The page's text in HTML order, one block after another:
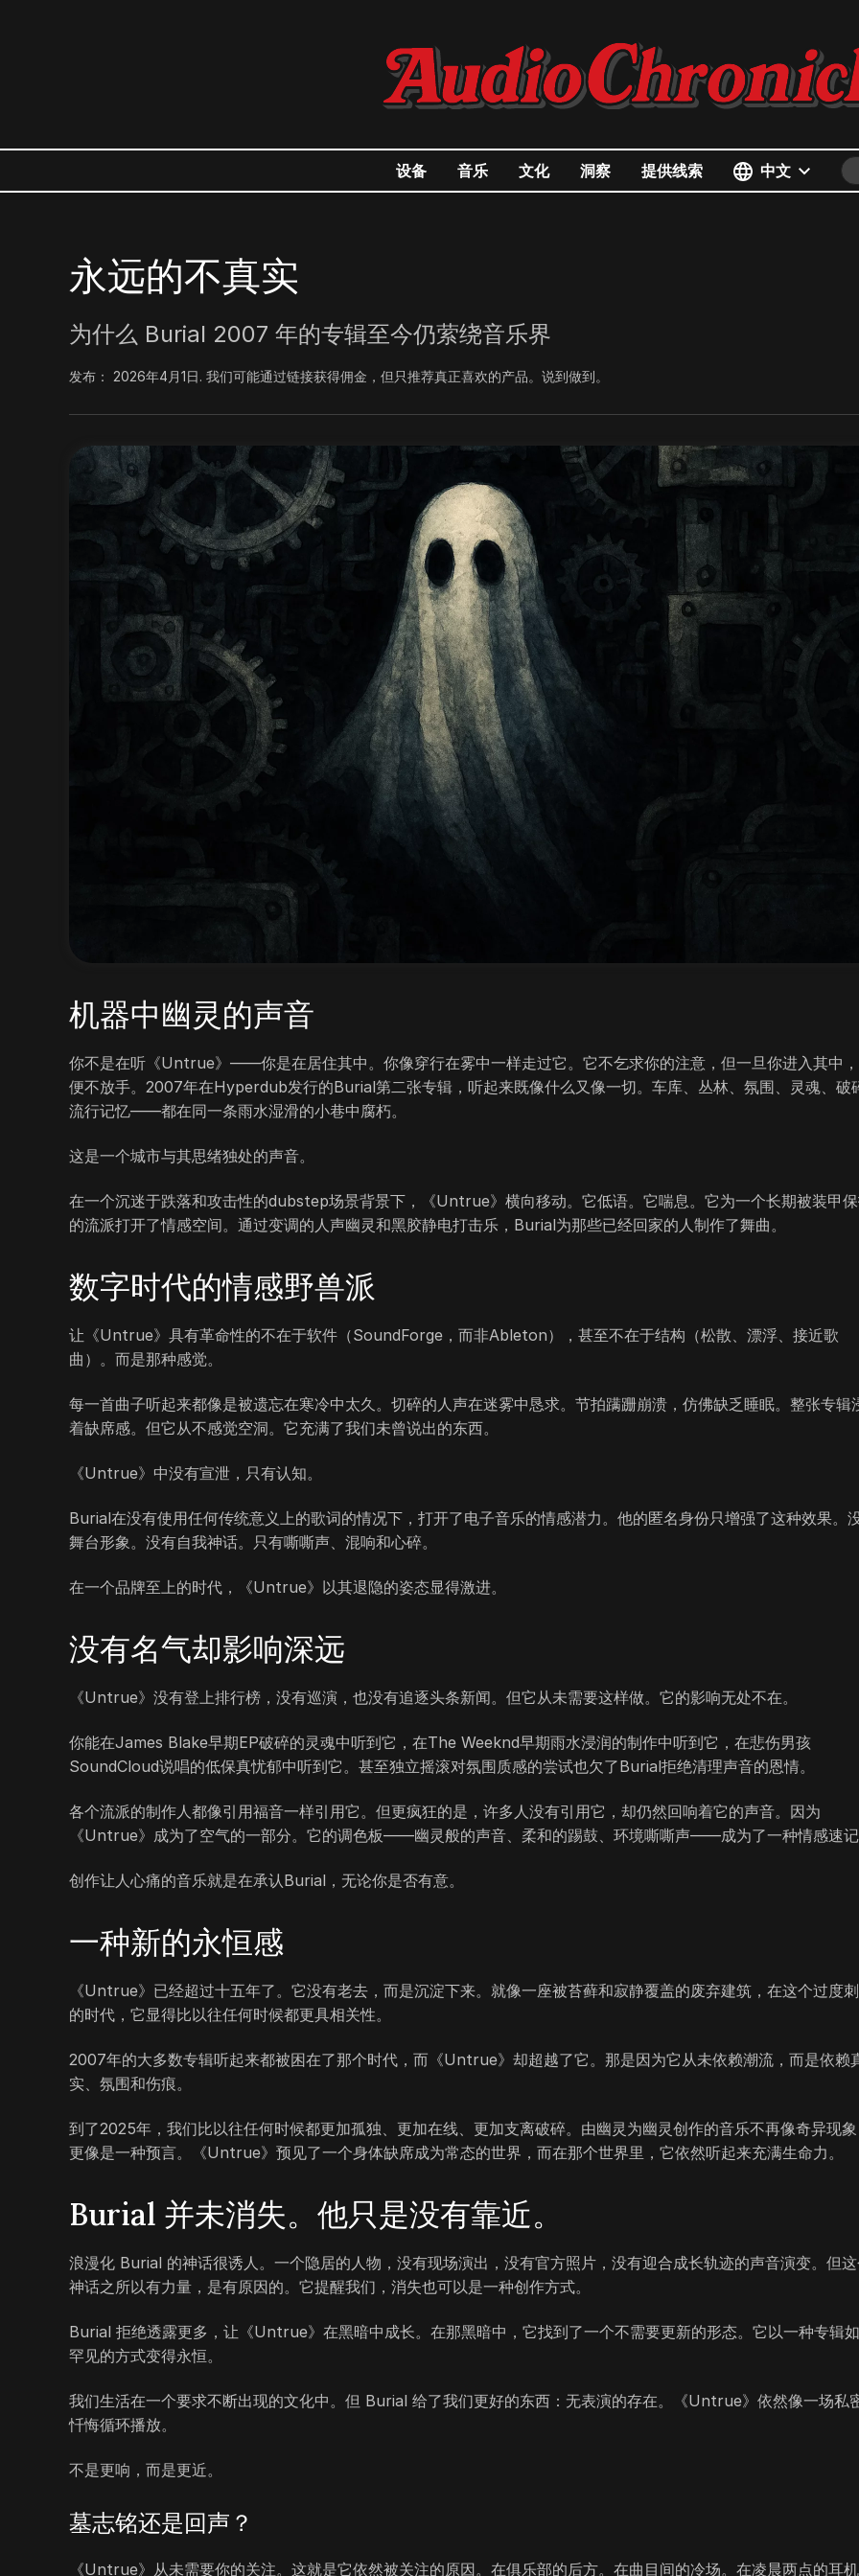
设备 音乐 文化 洞察 提供线索 中文
永远的不真实
为什么 Burial 2007 年的专辑至今仍萦绕音乐界
发布： 2026年4月1日. 我们可能通过链接获得佣金，但只推荐真正喜欢的产品。说到做到。
机器中幽灵的声音
你不是在听《Untrue》——你是在居住其中。你像穿行在雾中一样走过它。它不乞求你的注意，但一旦你进入其中
便不放手。2007年在Hyperdub发行的Burial第二张专辑，听起来既像什么又像一切。车库、丛林、氛围、灵魂、破
流行记忆——都在同一条雨水湿滑的小巷中腐朽。
这是一个城市与其思绪独处的声音。
在一个沉迷于跌落和攻击性的dubstep场景背景下，《Untrue》横向移动。它低语。它喘息。它为一个长期被装甲
的流派打开了情感空间。通过变调的人声幽灵和黑胶静电打击乐，Burial为那些已经回家的人制作了舞曲。
数字时代的情感野兽派
让《Untrue》具有革命性的不在于软件（SoundForge，而非Ableton），甚至不在于结构（松散、漂浮、接近歌
曲）。而是那种感觉。
每一首曲子听起来都像是被遗忘在寒冷中太久。切碎的人声在迷雾中恳求。节拍蹒跚崩溃，仿佛缺乏睡眠。整张专辑
着缺席感。但它从不感觉空洞。它充满了我们未曾说出的东西。
《Untrue》中没有宣泄，只有认知。
Burial在没有使用任何传统意义上的歌词的情况下，打开了电子音乐的情感潜力。他的匿名身份只增强了这种效果。
舞台形象。没有自我神话。只有嘶嘶声、混响和心碎。
在一个品牌至上的时代，《Untrue》以其退隐的姿态显得激进。
没有名气却影响深远
《Untrue》没有登上排行榜，没有巡演，也没有追逐头条新闻。但它从未需要这样做。它的影响无处不在。
你能在James Blake早期EP破碎的灵魂中听到它，在The Weeknd早期雨水浸润的制作中听到它，在悲伤男孩
SoundCloud说唱的低保真忧郁中听到它。甚至独立摇滚对氛围质感的尝试也欠了Burial拒绝清理声音的恩情。
各个流派的制作人都像引用福音一样引用它。但更疯狂的是，许多人没有引用它，却仍然回响着它的声音。因为
《Untrue》成为了空气的一部分。它的调色板——幽灵般的声音、柔和的踢鼓、环境嘶嘶声——成为了一种情感速记
创作让人心痛的音乐就是在承认Burial，无论你是否有意。
一种新的永恒感
《Untrue》已经超过十五年了。它没有老去，而是沉淀下来。就像一座被苔藓和寂静覆盖的废弃建筑，在这个过度
的时代，它显得比以往任何时候都更具相关性。
2007年的大多数专辑听起来都被困在了那个时代，而《Untrue》却超越了它。那是因为它从未依赖潮流，而是依赖
实、氛围和伤痕。
到了2025年，我们比以往任何时候都更加孤独、更加在线、更加支离破碎。由幽灵为幽灵创作的音乐不再像奇异现象
更像是一种预言。《Untrue》预见了一个身体缺席成为常态的世界，而在那个世界里，它依然听起来充满生命力。
Burial 并未消失。他只是没有靠近。
浪漫化 Burial 的神话很诱人。一个隐居的人物，没有现场演出，没有官方照片，没有迎合成长轨迹的声音演变。但
神话之所以有力量，是有原因的。它提醒我们，消失也可以是一种创作方式。
Burial 拒绝透露更多，让《Untrue》在黑暗中成长。在那黑暗中，它找到了一个不需要更新的形态。它以一种专辑
罕见的方式变得永恒。
我们生活在一个要求不断出现的文化中。但 Burial 给了我们更好的东西：无表演的存在。《Untrue》依然像一场私
忏悔循环播放。
不是更响，而是更近。
墓志铭还是回声？
《Untrue》从未需要你的关注。这就是它依然被关注的原因。在俱乐部的后方。在曲目间的冷场。在凌晨两点的耳机